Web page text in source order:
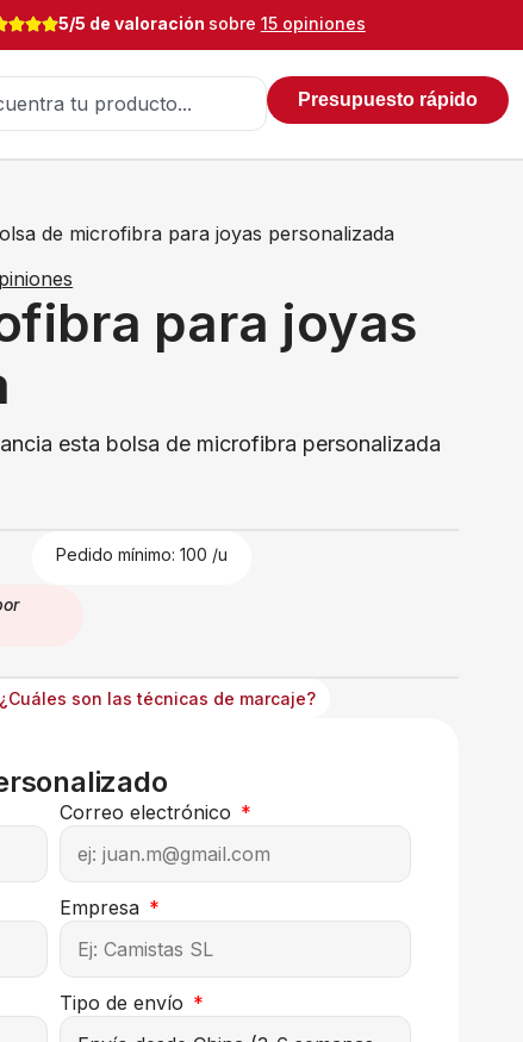
5/5 de valoración sobre 15 opiniones
Presupuesto rápido
de microfibra para joyas personalizada
para joyas
esta bolsa de microfibra personalizada
Pedido mínimo: 100 /u
¿Cuáles son las técnicas de marcaje?
Correo electrónico
Empresa
Tipo de envío